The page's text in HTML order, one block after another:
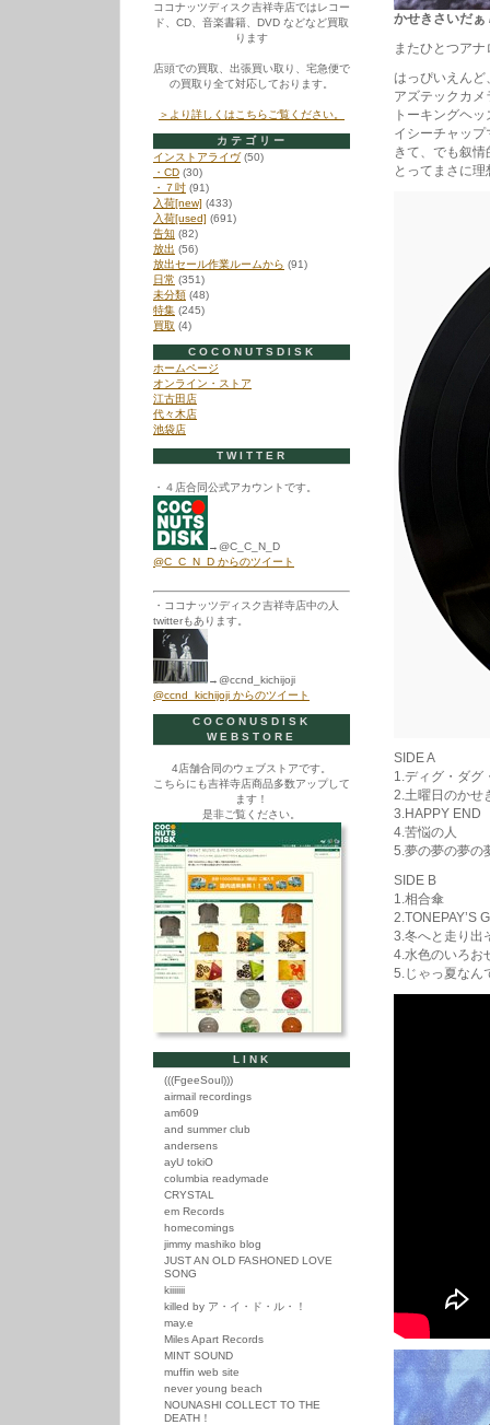
かせきさいだ
またひとつア
はっぴいえん
アズテックカ
トーキングヘ
イシーチャッ
きて、でも叙
とってまさに
SIDE A
1.ディグ・ダグ
2.土曜日のかせ
3.HAPPY END
4.苦悩の人
5.夢の夢の夢の
SIDE B
1.相合傘
2.TONEPAY’S
3.冬へと走り出
4.水色のいろお
5.じゃっ夏なん
ココナッツディスク吉祥寺店ではレコー
ド、CD、音楽書籍、DVD などなど買取
ります
店頭での買取、出張買い取り、宅急便で
の買取り全て対応しております。
＞より詳しくはこちらご覧ください。
カテゴリー
インストアライヴ(50)
・CD (30)
・７吋 (91)
入荷[new] (433)
入荷[used] (691)
告知 (82)
放出 (56)
放出セール作業ルームから (91)
日常 (351)
未分類 (48)
特集 (245)
買取 (4)
COCONUTSDISK
ホームページ
オンライン・ストア
江古田店
代々木店
池袋店
TWITTER
・４店合同公式アカウントです。
→@C_C_N_D
@C_C_N_D からのツイート
・ココナッツディスク吉祥寺店中の人
twitterもあります。
→@ccnd_kichijoji
@ccnd_kichijoji からのツイート
COCONUSDISK
WEBSTORE
4店舗合同のウェブストアです。
こちらにも吉祥寺店商品多数アップして
ます！
是非ご覧ください。
LINK
(((FgeeSoul)))
airmail recordings
am609
and summer club
andersens
ayU tokiO
columbia readymade
CRYSTAL
em Records
homecomings
jimmy mashiko blog
JUST AN OLD FASHONED LOVE
SONG
kiiiiiii
killed by ア・イ・ド・ル・！
may.e
Miles Apart Records
MINT SOUND
muffin web site
never young beach
NOUNASHI COLLECT TO THE
DEATH！